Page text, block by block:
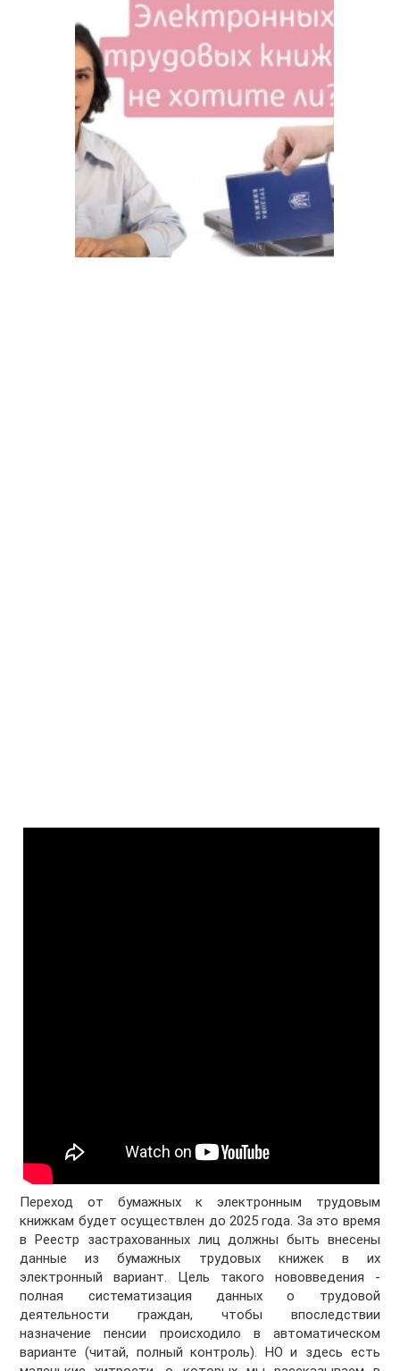
Переход от бумажных к электронным трудовым
книжкам будет осуществлен до 2025 года. За это время
в Реестр застрахованных лиц должны быть внесены
данные из бумажных трудовых книжек в их
электронный вариант. Цель такого нововведения -
полная систематизация данных о трудовой
деятельности граждан, чтобы впоследствии
назначение пенсии происходило в автоматическом
варианте (читай, полный контроль). НО и здесь есть